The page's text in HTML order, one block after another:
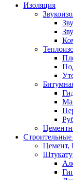
Изоляция
Строительные
Цемент,